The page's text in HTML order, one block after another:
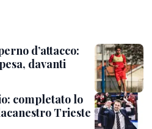
d’attacco:
davanti
completato lo
Trieste